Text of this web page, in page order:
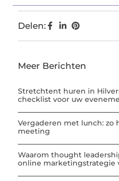
Delen:
Meer Berichten
Stretchtent huren in
checklist voor uw
Vergaderen met lunch: zo
meeting
Waarom thought
online marketingstrategie